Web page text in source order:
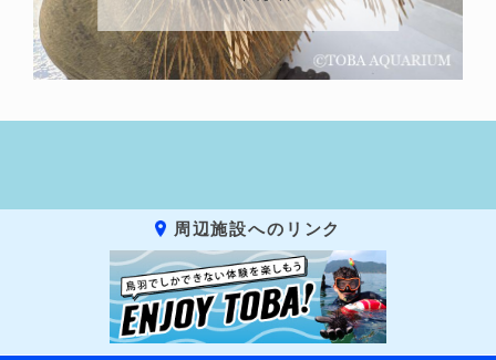
2026年8月7日
周辺施設へのリンク